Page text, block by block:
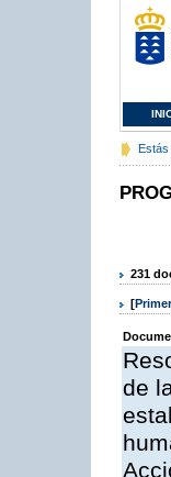
Estás
231
[
de